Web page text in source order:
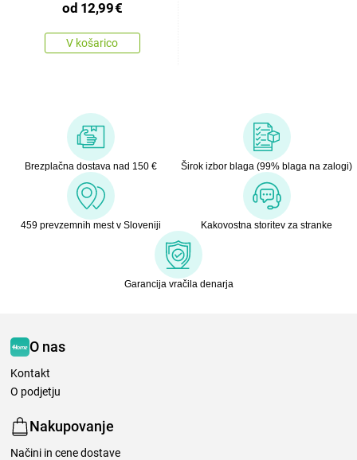
od 12,99€
V košarico
Brezplačna dostava nad 150 € Širok izbor blaga (99% blaga na zalogi)
459 prevzemnih mest v Sloveniji Kakovostna storitev za stranke
Garancija vračila denarja
O nas
Kontakt
O podjetju
Nakupovanje
Načini in cene dostave